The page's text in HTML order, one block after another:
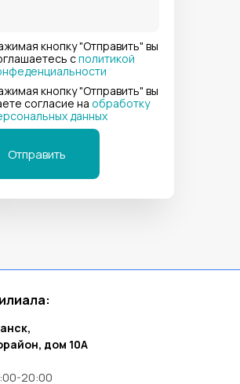
кнопку "Отправить" вы
сполитикой
кнопку "Отправить" вы
согласие на обработку
данных
Отправить
дом 10А
20:00